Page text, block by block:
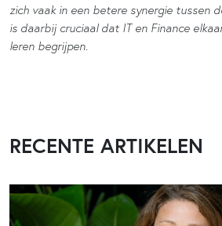
zich vaak in een betere synergie tussen
is daarbij cruciaal dat IT en Finance
leren begrijpen.
RECENTE ARTIKELEN